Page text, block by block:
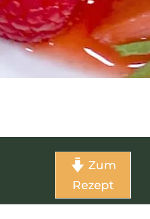
Zum
Rezept